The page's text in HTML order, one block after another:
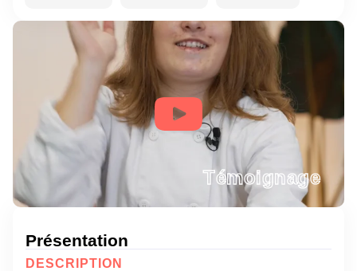
Témoignage
Présentation
DESCRIPTION